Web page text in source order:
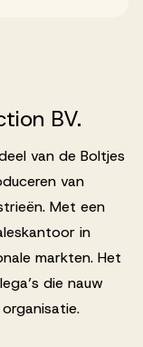
BV.
van de Boltjes
van
Met een
in
markten. Het
die nauw